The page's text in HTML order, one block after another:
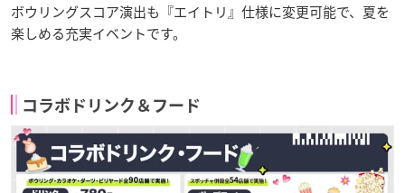
ボウリングスコア演出も『エイトリ』仕様に変更可能で、夏を
楽しめる充実イベントです。
コラボドリンク＆フード